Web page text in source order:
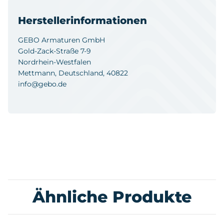
Herstellerinformationen
GEBO Armaturen GmbH
Gold-Zack-Straße 7-9
Nordrhein-Westfalen
Mettmann, Deutschland, 40822
info@gebo.de
Ähnliche Produkte